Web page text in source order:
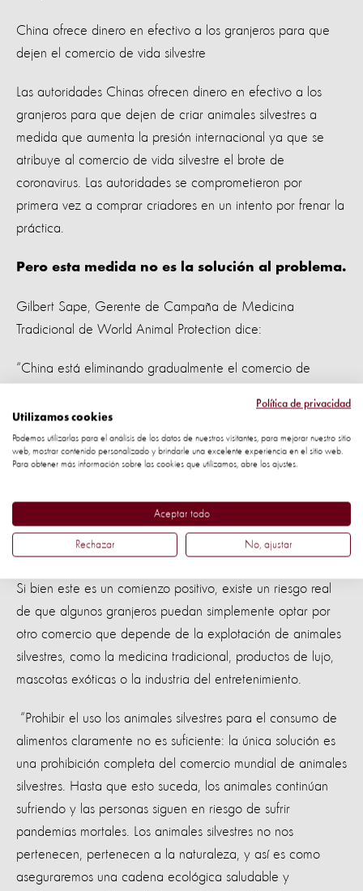
China ofrece dinero en efectivo a los granjeros para que
dejen el comercio de vida silvestre
Las autoridades Chinas ofrecen dinero en efectivo a los
granjeros para que dejen de criar animales silvestres a
medida que aumenta la presión internacional ya que se
atribuye al comercio de vida silvestre el brote de
coronavirus. Las autoridades se comprometieron por
primera vez a comprar criadores en un intento por frenar la
práctica.
Pero esta medida no es la solución al problema.
Gilbert Sape, Gerente de Campaña de Medicina
Tradicional de World Animal Protection dice:
“China está eliminando gradualmente el comercio de
pandemia actual, que los expertos creen que comenzó en
un mercado que vendía animales silvestres. Este es un
primer paso encomiable en el largo camino por recorrer, lo
y menos sufrimiento para los animales.
“Para comenzar este viaje, el gobierno está ofreciendo una
Si bien este es un comienzo positivo, existe un riesgo real
de que algunos granjeros puedan simplemente optar por
otro comercio que depende de la explotación de animales
silvestres, como la medicina tradicional, productos de lujo,
mascotas exóticas o la industria del entretenimiento.
“Prohibir el uso los animales silvestres para el consumo de
alimentos claramente no es suficiente: la única solución es
una prohibición completa del comercio mundial de animales
silvestres. Hasta que esto suceda, los animales continúan
sufriendo y las personas siguen en riesgo de sufrir
pandemias mortales. Los animales silvestres no nos
pertenecen, pertenecen a la naturaleza, y así es como
aseguraremos una cadena ecológica saludable y
Política de privacidad
Utilizamos cookies
Podemos utilizarlas para el análisis de los datos de nuestros visitantes, para mejorar nuestro sitio
web, mostrar contenido personalizado y brindarle una excelente experiencia en el sitio web.
Para obtener más información sobre las cookies que utilizamos, abre los ajustes.
Aceptar todo
Rechazar No, ajustar